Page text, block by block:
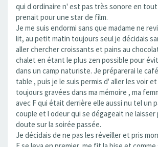
qui d ordinaire n' est pas très sonore en tout
prenait pour une star de film.
Je me suis endormi sans que madame ne
lit, au petit matin toujours seul je décidais
aller chercher croissants et pains au
chalet en étant le plus zen possible pour
dans un camp naturiste. Je préparerai le
table , puis je le suis permis d' aller les voir
toujours gravées dans ma mémoire , ma
avec F qui était derrière elle aussi nu tel un
couple et l odeur qui se dégageait ne laisser
doute sur la soirée passée.
Je décidais de ne pas les réveiller et pris